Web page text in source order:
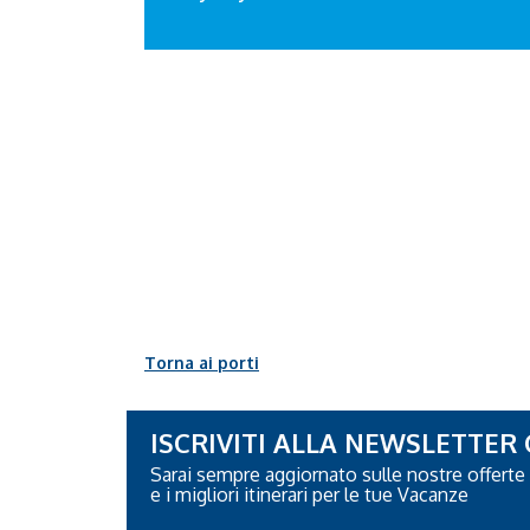
Torna ai porti
ISCRIVITI ALLA NEWSLETTER
Sarai sempre aggiornato sulle nostre offerte
e i migliori itinerari per le tue Vacanze